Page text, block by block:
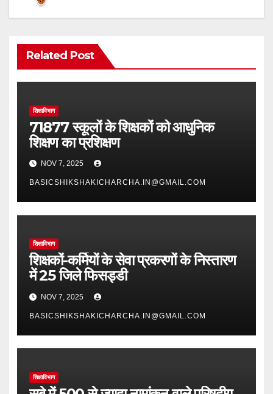
Related Post
शिक्षाविभाग
71877 स्कूलों के शिक्षकों को आधुनिक
शिक्षण का प्रशिक्षण
NOV 7, 2025
BASICSHIKSHAKICHARCHA.IN@GMAIL.COM
शिक्षाविभाग
शिक्षकों-कर्मियों के सेवा प्रकरणों के निस्तारण
में 25 जिले फिसड्डी
NOV 7, 2025
BASICSHIKSHAKICHARCHA.IN@GMAIL.COM
शिक्षाविभाग